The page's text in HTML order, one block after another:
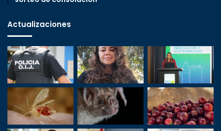
Actualizaciones